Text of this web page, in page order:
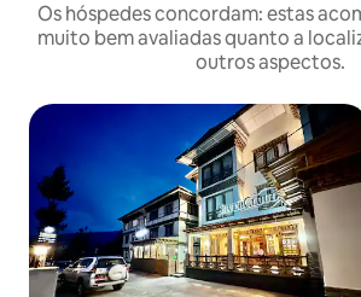
Os hóspedes concordam: estas
muito bem avaliadas quanto a
outros aspectos.